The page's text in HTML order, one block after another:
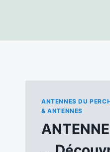
ANTENNES DU
& ANTENNES